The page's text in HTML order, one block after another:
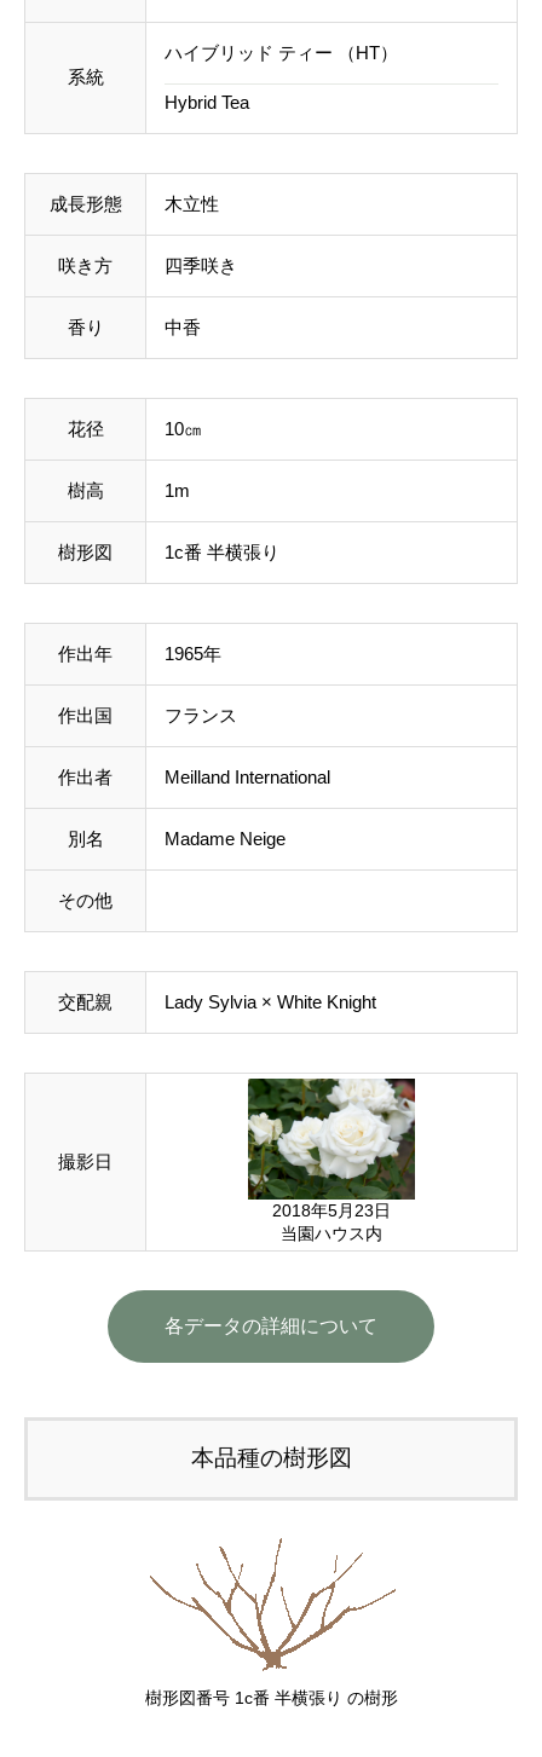
系統
ハイブリッド ティー （HT）
Hybrid Tea
成長形態 木立性
咲き方 四季咲き
香り 中香
花径 10㎝
樹高 1m
樹形図 1c番 半横張り
作出年 1965年
作出国 フランス
作出者 Meilland International
別名 Madame Neige
その他
交配親 Lady Sylvia × White Knight
撮影日
2018年5月23日
当園ハウス内
各データの詳細について
本品種の樹形図
樹形図番号 1c番 半横張り の樹形